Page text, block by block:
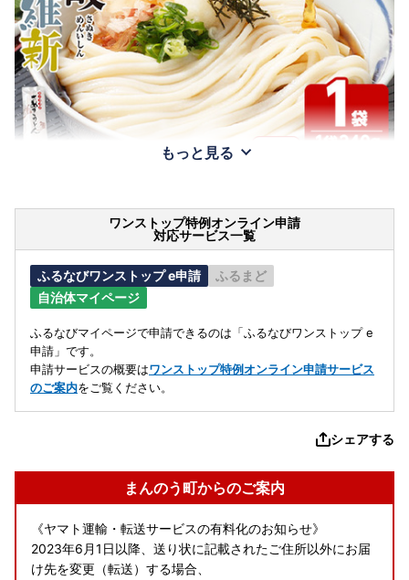
もっと見る
ワンストップ特例オンライン申請
対応サービス一覧
ふるなびワンストップ e申請
ふるまど
自治体マイページ
ふるなびマイページで申請できるのは「ふるなびワンストップ e
申請」です。
申請サービスの概要はワンストップ特例オンライン申請サービス
のご案内をご覧ください。
シェアする
まんのう町からのご案内
《ヤマト運輸・転送サービスの有料化のお知らせ》
2023年6月1日以降、送り状に記載されたご住所以外にお届
け先を変更（転送）する場合、